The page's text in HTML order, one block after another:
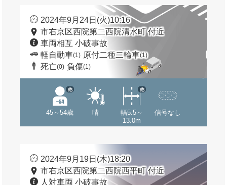
2024年9月24日(火)10:16
市右京区西院第二西院清水町 付近
車両相互 小破事故
軽自動車(1) 原付二種二輪車(1)
死亡(0) 負傷(1)
45～54歳
他
晴
幅5.5～
13.0m
他
信号なし
2024年9月19日(木)18:20
市右京区西院第二西院西平町 付近
人対車両 小破事故